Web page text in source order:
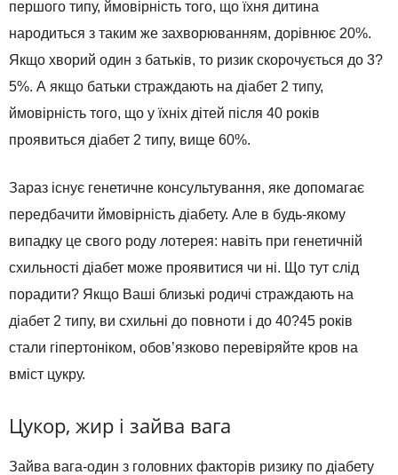
першого типу, ймовірність того, що їхня дитина
народиться з таким же захворюванням, дорівнює 20%.
Якщо хворий один з батьків, то ризик скорочується до 3?
5%. А якщо батьки страждають на діабет 2 типу,
ймовірність того, що у їхніх дітей після 40 років
проявиться діабет 2 типу, вище 60%.
Зараз існує генетичне консультування, яке допомагає
передбачити ймовірність діабету. Але в будь-якому
випадку це свого роду лотерея: навіть при генетичній
схильності діабет може проявитися чи ні. Що тут слід
порадити? Якщо Ваші близькі родичі страждають на
діабет 2 типу, ви схильні до повноти і до 40?45 років
стали гіпертоніком, обов’язково перевіряйте кров на
вміст цукру.
Цукор, жир і зайва вага
Зайва вага-один з головних факторів ризику по діабету